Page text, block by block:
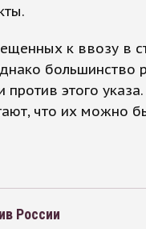
к ввозу в
большинство
этого указа.
что их можно
России